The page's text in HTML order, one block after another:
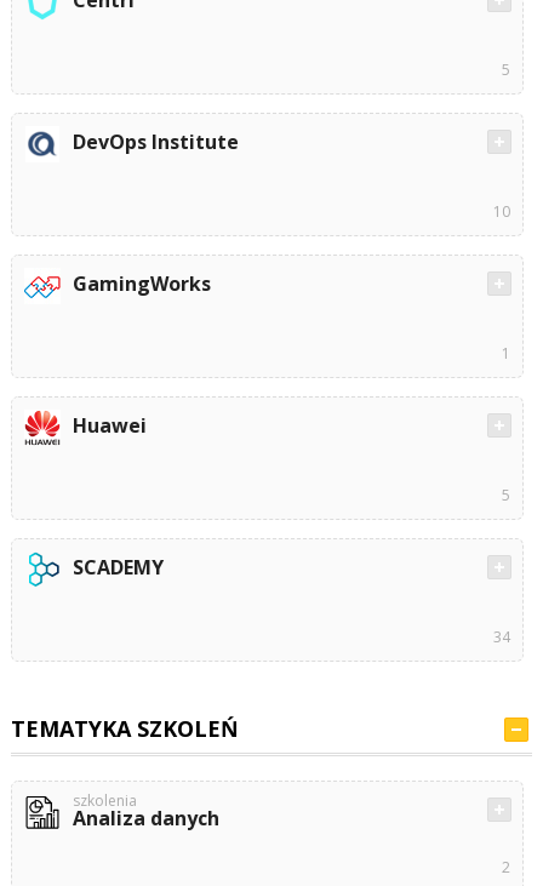
5
DevOps Institute
10
GamingWorks
1
Huawei
5
SCADEMY
34
TEMATYKA SZKOLEŃ
szkolenia
Analiza danych
2